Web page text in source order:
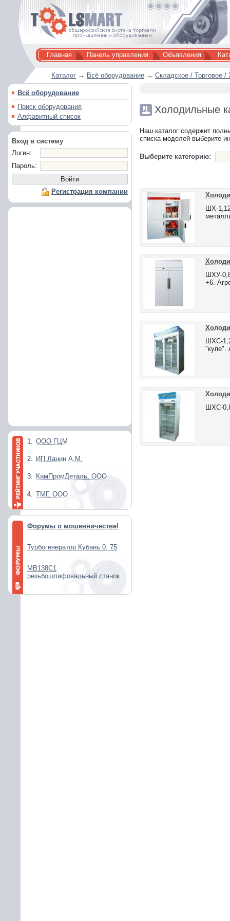
Главная Панель управления Объявления
Каталог → Всё оборудование → Складское / Торговое /
Всё оборудование
Поиск оборудования
Алфавитный список
Вход в систему
Логин:
Пароль:
Регистрация компании
1. ООО ГЦМ
2. ИП Ланин А.М.
3. КамПромДеталь, ООО
4. ТМГ, ООО
Форумы о мошенничестве!
Турбогенератор Кубань 0, 75
МВ138С1
резьбошлифовальный станок
Холодильные
Наш каталог содержит
списка моделей выберите
Выберите категорию:
ШХ-
ШХУ-
+6.
ШХС-
"купе".
ШХС-